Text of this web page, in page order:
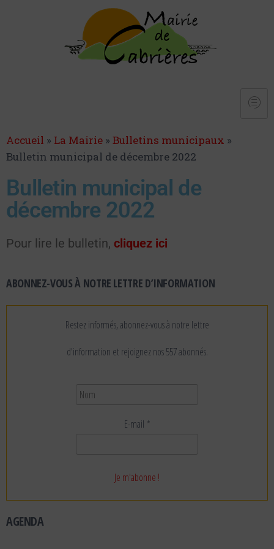
Accueil » La Mairie » Bulletins municipaux »
Bulletin municipal de décembre 2022
Bulletin municipal de
décembre 2022
Pour lire le bulletin, cliquez ici
ABONNEZ-VOUS À NOTRE LETTRE D’INFORMATION
Restez informés, abonnez-vous à notre lettre
d'information et rejoignez nos 557 abonnés.
E-mail *
AGENDA